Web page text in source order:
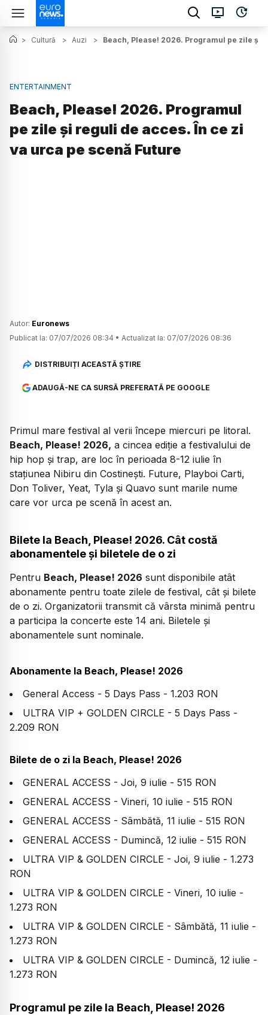
> Cultură > Auzi > Beach, Please! 2026. Programul pe zile și
ENTERTAINMENT
Beach, Please! 2026. Programul
pe zile și reguli de acces. În ce zi
va urca pe scenă Future
Autor: Euronews
Publicat la: 07/07/2026 08:34 • Actualizat la: 07/07/2026 08:36
DISTRIBUIȚI ACEASTĂ ȘTIRE
ADAUGĂ-NE CA SURSĂ PREFERATĂ PE GOOGLE
Primul mare festival al verii începe miercuri pe litoral.
Beach, Please! 2026, a cincea ediție a festivalului de
hip hop și trap, are loc în perioada 8-12 iulie în
stațiunea Nibiru din Costinești. Future, Playboi Carti,
Don Toliver, Yeat, Tyla și Quavo sunt marile nume
care vor urca pe scenă în acest an.
Bilete la Beach, Please! 2026. Cât costă
abonamentele și biletele de o zi
Pentru Beach, Please! 2026 sunt disponibile atât
abonamente pentru toate zilele de festival, cât și bilete
de o zi. Organizatorii transmit că vârsta minimă pentru
a participa la concerte este 14 ani. Biletele și
abonamentele sunt nominale.
Abonamente la Beach, Please! 2026
General Access - 5 Days Pass - 1.203 RON
ULTRA VIP + GOLDEN CIRCLE - 5 Days Pass -
2.209 RON
Bilete de o zi la Beach, Please! 2026
GENERAL ACCESS - Joi, 9 iulie - 515 RON
GENERAL ACCESS - Vineri, 10 iulie - 515 RON
GENERAL ACCESS - Sâmbătă, 11 iulie - 515 RON
GENERAL ACCESS - Dumincă, 12 iulie - 515 RON
ULTRA VIP & GOLDEN CIRCLE - Joi, 9 iulie - 1.273
RON
ULTRA VIP & GOLDEN CIRCLE - Vineri, 10 iulie -
1.273 RON
ULTRA VIP & GOLDEN CIRCLE - Sâmbătă, 11 iulie -
1.273 RON
ULTRA VIP & GOLDEN CIRCLE - Dumincă, 12 iulie -
1.273 RON
Programul pe zile la Beach, Please! 2026